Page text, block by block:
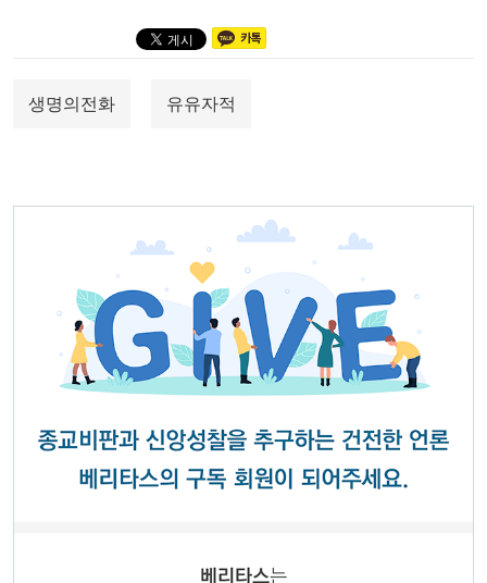
생명의전화 유유자적